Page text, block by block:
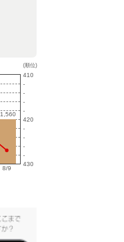
1,560
1,560
8/9
(順位)
410
-
-
-
-
420
-
-
-
-
430